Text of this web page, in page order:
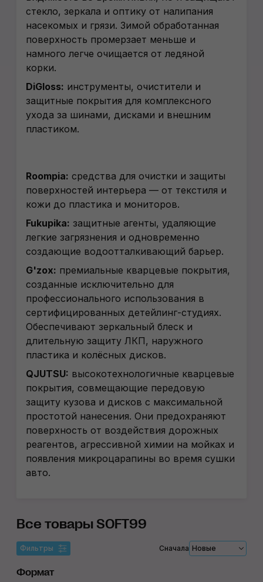
стекло, зеркала и оптику от налипания
насекомых и грязи. Зимой обработанная
поверхность промерзает меньше и
намного легче очищается от ледяной
корки.
DiGloss: инструменты, очистители и
защитные покрытия для комплексного
ухода за шинами, дисками и внешним
пластиком.
Roompia: средства для очистки и защиты
поверхностей интерьера — от текстиля и
кожи до пластика и мониторов.
Fukupika: защитные агенты, удаляющие
легкие загрязнения и одновременно
создающие водоотталкивающий барьер.
G'zox: премиальные кварцевые покрытия,
созданные исключительно для
профессионального использования в
сертифицированных детейлинг-студиях.
Обеспечивают зеркальный блеск и
длительную защиту ЛКП, наружного
пластика и колёсных дисков.
QJUTSU: высокотехнологичные кварцевые
покрытия, совмещающие передовую
защиту кузова и дисков с максимальной
простотой нанесения. Они предохраняют
поверхность от воздействия дорожных
реагентов, агрессивной химии на мойках и
появления микроцарапины во время сушки
авто.
Все товары SOFT99
Фильтры Сначала Новые
Формат